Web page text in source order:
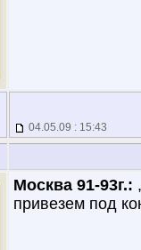
04.05.09 : 15:43
Москва 91-93г.:
привезем под